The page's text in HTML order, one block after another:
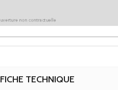
FICHE TECHNIQUE